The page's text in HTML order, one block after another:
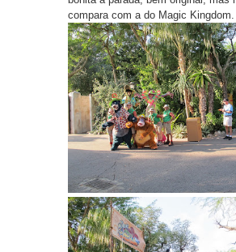
compara com a do Magic Kingdom.